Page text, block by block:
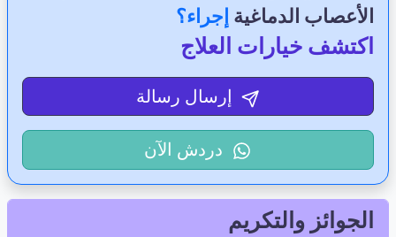
الأعصاب الدماغية إجراء؟
اكتشف خيارات العلاج
إرسال رسالة
دردش الآن
الجوائز والتكريم